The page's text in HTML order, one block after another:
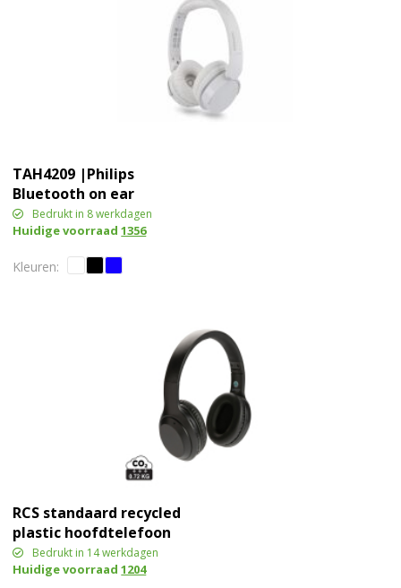
TAH4209 |Philips
Bluetooth on ear
koptelefoon met 55 uur
speeltijd
Bedrukt in 8 werkdagen
Huidige voorraad1356
RCS standaard recycled
plastic hoofdtelefoon
Bedrukt in 14 werkdagen
Huidige voorraad1204